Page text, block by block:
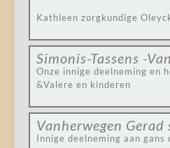
Kathleen zorgkundige
Simonis-Tassens -
Onze innige deelneming en
&Valere en kinderen
Vanherwegen Gerad
Innige deelneming aan gans